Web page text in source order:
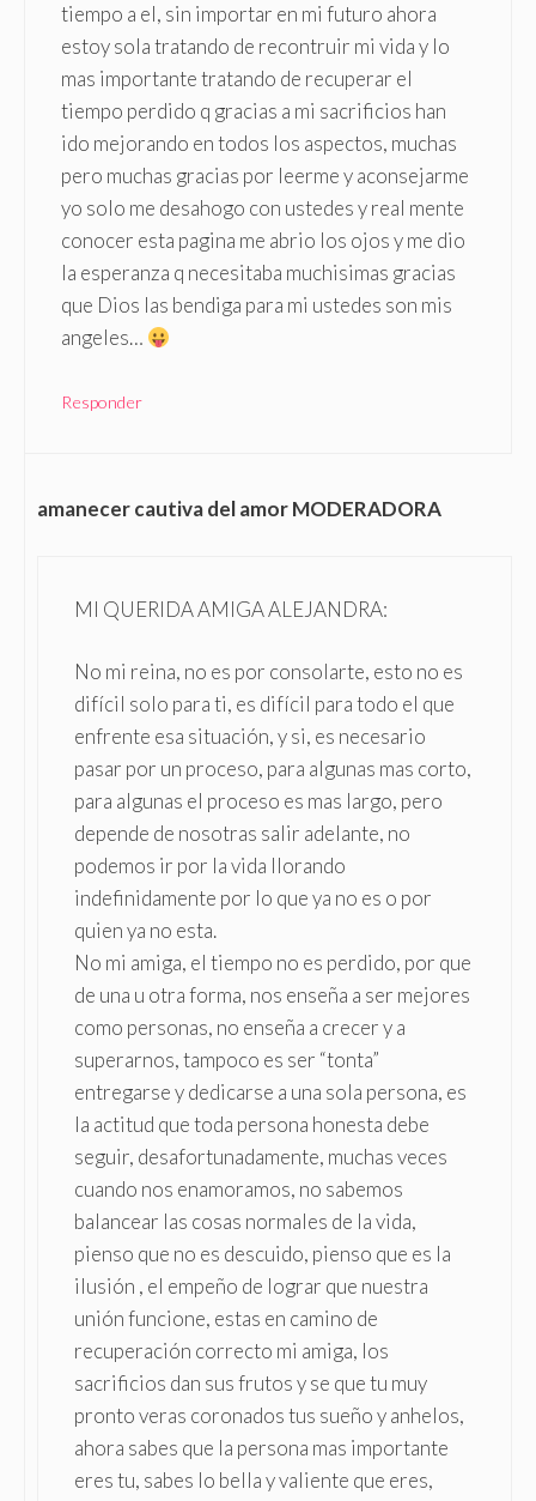
tiempo a el, sin importar en mi futuro ahora
estoy sola tratando de recontruir mi vida y lo
mas importante tratando de recuperar el
tiempo perdido q gracias a mi sacrificios han
ido mejorando en todos los aspectos, muchas
pero muchas gracias por leerme y aconsejarme
yo solo me desahogo con ustedes y real mente
conocer esta pagina me abrio los ojos y me dio
la esperanza q necesitaba muchisimas gracias
que Dios las bendiga para mi ustedes son mis
angeles…
Responder
amanecer cautiva del amor MODERADORA
MI QUERIDA AMIGA ALEJANDRA:
No mi reina, no es por consolarte, esto no es
difícil solo para ti, es difícil para todo el que
enfrente esa situación, y si, es necesario
pasar por un proceso, para algunas mas corto,
para algunas el proceso es mas largo, pero
depende de nosotras salir adelante, no
podemos ir por la vida llorando
indefinidamente por lo que ya no es o por
quien ya no esta.
No mi amiga, el tiempo no es perdido, por que
de una u otra forma, nos enseña a ser mejores
como personas, no enseña a crecer y a
superarnos, tampoco es ser “tonta”
entregarse y dedicarse a una sola persona, es
la actitud que toda persona honesta debe
seguir, desafortunadamente, muchas veces
cuando nos enamoramos, no sabemos
balancear las cosas normales de la vida,
pienso que no es descuido, pienso que es la
ilusión , el empeño de lograr que nuestra
unión funcione, estas en camino de
recuperación correcto mi amiga, los
sacrificios dan sus frutos y se que tu muy
pronto veras coronados tus sueño y anhelos,
ahora sabes que la persona mas importante
eres tu, sabes lo bella y valiente que eres,